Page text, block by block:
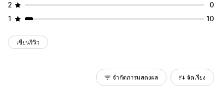
2
0
1
10
เขียนรีวิว
จำกัดการแสดงผล จัดเรียง